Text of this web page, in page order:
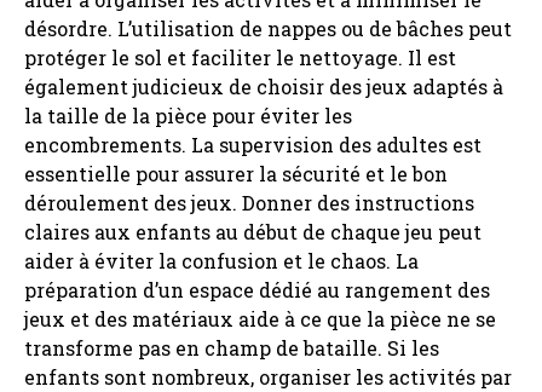
désordre. L’utilisation de nappes ou de bâches peut
protéger le sol et faciliter le nettoyage. Il est
également judicieux de choisir des jeux adaptés à
la taille de la pièce pour éviter les
encombrements. La supervision des adultes est
essentielle pour assurer la sécurité et le bon
déroulement des jeux. Donner des instructions
claires aux enfants au début de chaque jeu peut
aider à éviter la confusion et le chaos. La
préparation d’un espace dédié au rangement des
jeux et des matériaux aide à ce que la pièce ne se
transforme pas en champ de bataille. Si les
enfants sont nombreux, organiser les activités par